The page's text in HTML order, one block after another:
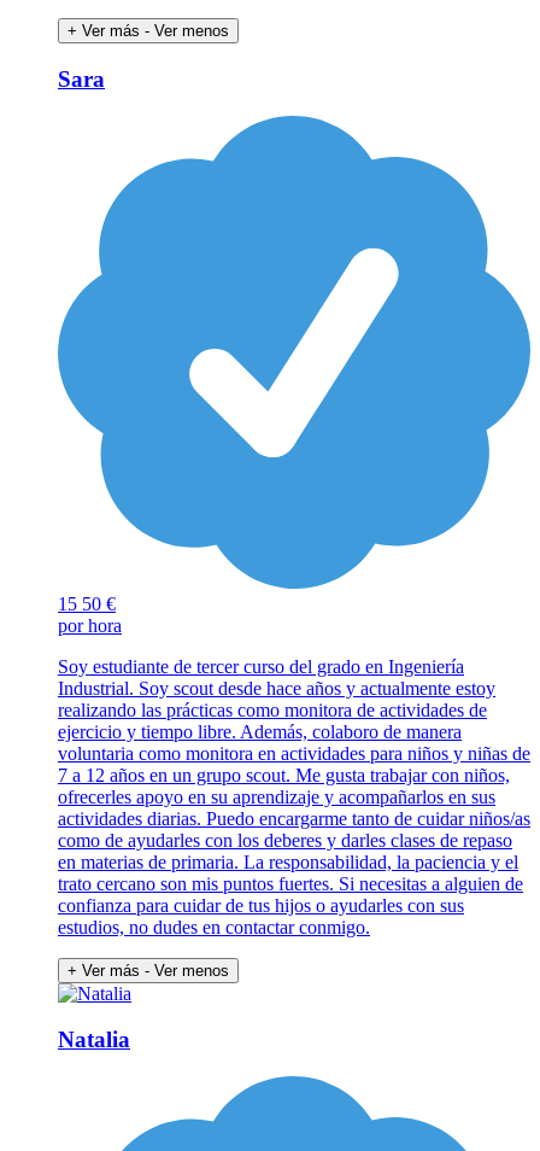
+ Ver más - Ver menos
Sara
15 50 €
por hora
Soy estudiante de tercer curso del grado en Ingeniería
Industrial. Soy scout desde hace años y actualmente estoy
realizando las prácticas como monitora de actividades de
ejercicio y tiempo libre. Además, colaboro de manera
voluntaria como monitora en actividades para niños y niñas de
7 a 12 años en un grupo scout. Me gusta trabajar con niños,
ofrecerles apoyo en su aprendizaje y acompañarlos en sus
actividades diarias. Puedo encargarme tanto de cuidar niños/as
como de ayudarles con los deberes y darles clases de repaso
en materias de primaria. La responsabilidad, la paciencia y el
trato cercano son mis puntos fuertes. Si necesitas a alguien de
confianza para cuidar de tus hijos o ayudarles con sus
estudios, no dudes en contactar conmigo.
+ Ver más - Ver menos
Natalia